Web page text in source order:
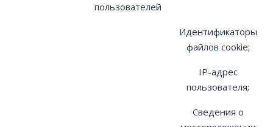
пользователей
Идентификаторы
файлов cookie;
IP-адрес
пользователя;
Сведения о